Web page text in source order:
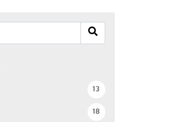
13
18